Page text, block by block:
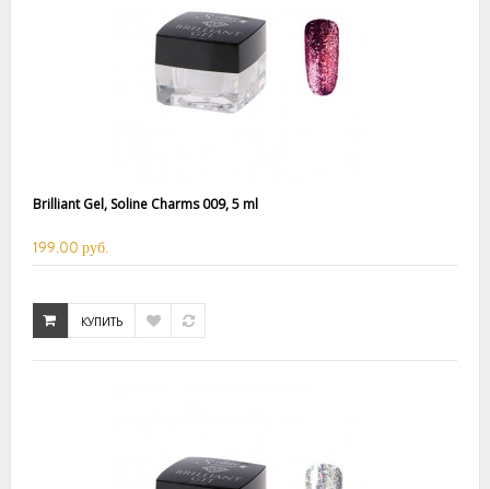
Brilliant Gel, Soline Charms 009, 5 ml
199.00 руб.
КУПИТЬ